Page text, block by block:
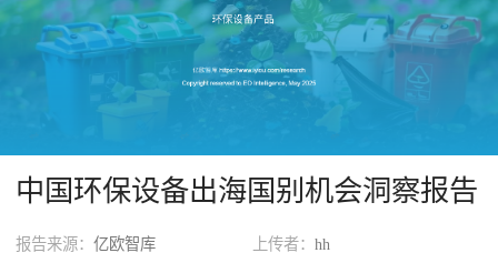
出海资讯
出海导航
中国环保设备出海国别机会洞察报告
报告来源：亿欧智库 上传者： hh